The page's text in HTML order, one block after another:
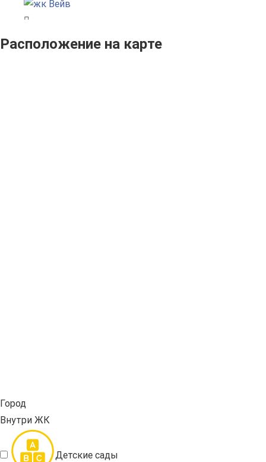
Расположение на карте
Город
Внутри ЖК
Детские сады